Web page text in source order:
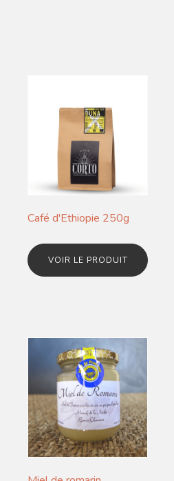
Café d'Ethiopie 250g
VOIR LE PRODUIT